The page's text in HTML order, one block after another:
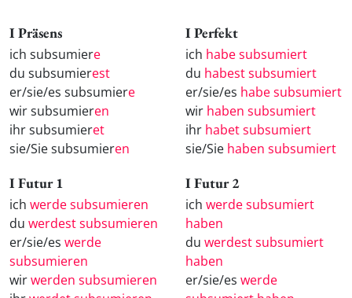
I Präsens
ich subsumiere
du subsumierest
er/sie/es subsumiere
wir subsumieren
ihr subsumieret
sie/Sie subsumieren
I Perfekt
ich habe subsumiert
du habest subsumiert
er/sie/es habe subsumiert
wir haben subsumiert
ihr habet subsumiert
sie/Sie haben subsumiert
I Futur 1
ich werde subsumieren
du werdest subsumieren
er/sie/es werde
subsumieren
wirwerden subsumieren
I Futur 2
ich werde subsumiert
haben
du werdest subsumiert
haben
er/sie/es werde